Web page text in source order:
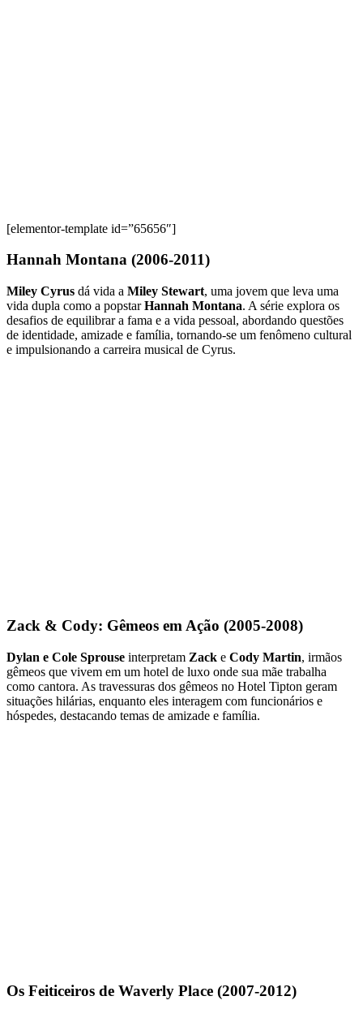
[elementor-template id=”65656″]
Hannah Montana (2006-2011)
Miley Cyrus dá vida a Miley Stewart, uma jovem que leva uma
vida dupla como a popstarHannah Montana. A série explora os
desafios de equilibrar a fama e a vida pessoal, abordando questões
de identidade, amizade e família, tornando-se um fenômeno cultural
e impulsionando a carreira musical de Cyrus.
Zack & Cody: Gêmeos em Ação (2005-2008)
Dylan e Cole Sprouse interpretam Zack e Cody Martin, irmãos
gêmeos que vivem em um hotel de luxo onde sua mãe trabalha
como cantora. As travessuras dos gêmeos no Hotel Tipton geram
situações hilárias, enquanto eles interagem com funcionários e
hóspedes, destacando temas de amizade e família.
Os Feiticeiros de Waverly Place (2007-2012)